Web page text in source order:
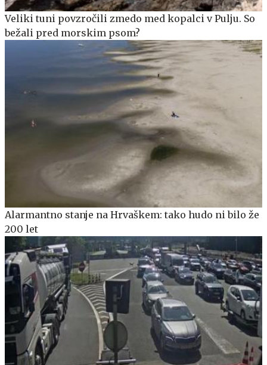
Veliki tuni povzročili zmedo med kopalci v Pulju. So
bežali pred morskim psom?
Alarmantno stanje na Hrvaškem: tako hudo ni bilo že
200 let